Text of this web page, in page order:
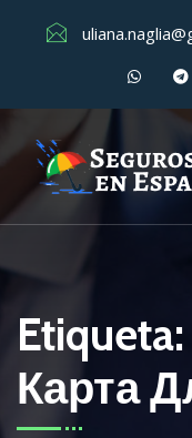
Etiqueta:
Карта